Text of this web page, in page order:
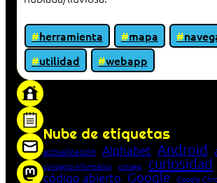
herramienta mapa
utilidad
webapp
Nube de etiquetas
actualización Alphabet Android
concepto informático consejo curiosidad
código abierto Google Google